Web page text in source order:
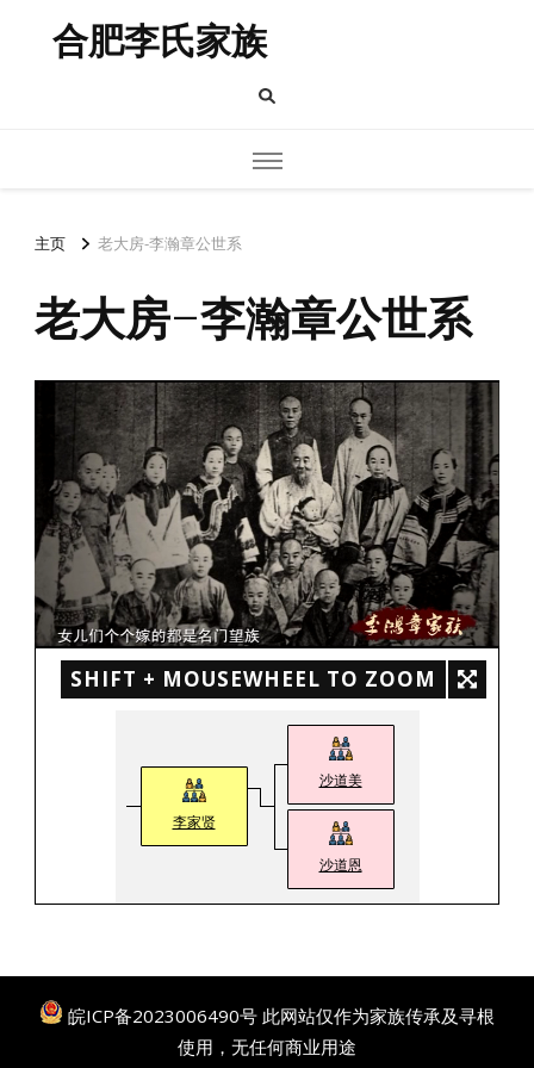
合肥李氏家族
主页 老大房-李瀚章公世系
老大房-李瀚章公世系
SHIFT + MOUSEWHEEL TO ZOOM
李家贤
沙道美
沙道恩
皖ICP备2023006490号 此网站仅作为家族传承及寻根
使用，无任何商业用途